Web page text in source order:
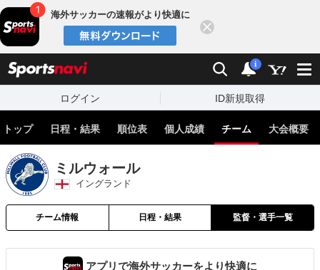
海外サッカーの速報がより快適に
検索 通知
i
ログイン ID新規取得
トップ 日程・結果 順位表 個人成績 チーム 大会概要
ミルウォール
イングランド
チーム情報 日程・結果 監督・選手一覧
アプリで海外サッカーをより快適に